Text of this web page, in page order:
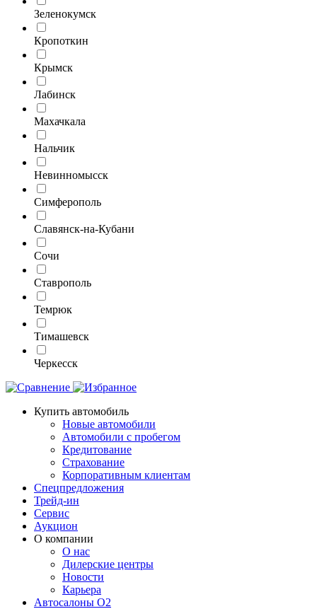
Зеленокумск
Кропоткин
Крымск
Лабинск
Махачкала
Нальчик
Невинномысск
Симферополь
Славянск-на-Кубани
Сочи
Ставрополь
Темрюк
Тимашевск
Черкесск
Купить автомобиль
Новые автомобили
Автомобили с пробегом
Кредитование
Страхование
Корпоративным клиентам
Спецпредложения
Трейд-ин
Сервис
Аукцион
О компании
О нас
Дилерские центры
Новости
Карьера
Автосалоны O2